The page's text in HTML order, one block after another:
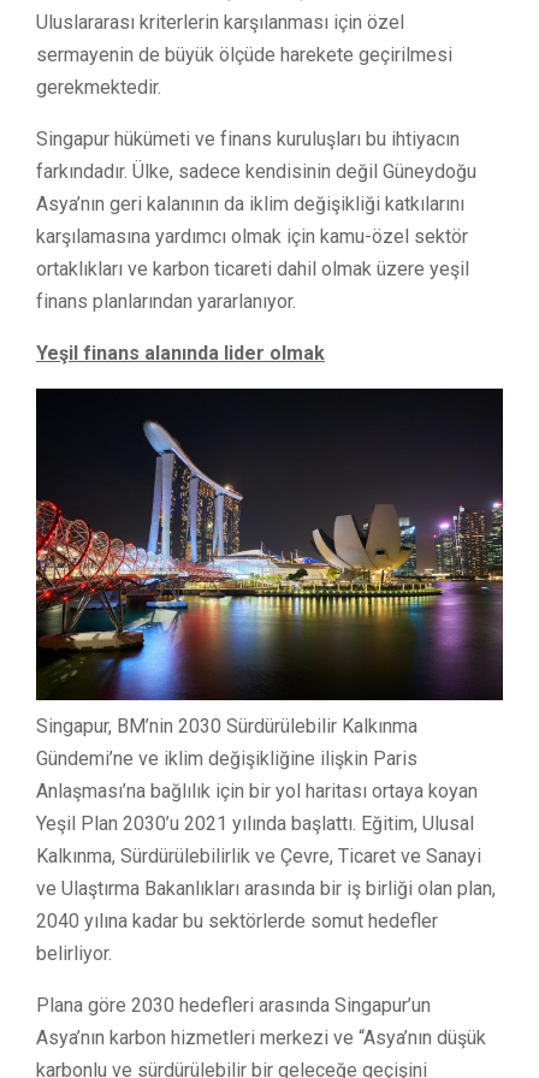
Uluslararası kriterlerin karşılanması için özel
sermayenin de büyük ölçüde harekete geçirilmesi
gerekmektedir.
Singapur hükümeti ve finans kuruluşları bu ihtiyacın
farkındadır. Ülke, sadece kendisinin değil Güneydoğu
Asya’nın geri kalanının da iklim değişikliği katkılarını
karşılamasına yardımcı olmak için kamu-özel sektör
ortaklıkları ve karbon ticareti dahil olmak üzere yeşil
finans planlarından yararlanıyor.
Yeşil finans alanında lider olmak
Singapur, BM’nin 2030 Sürdürülebilir Kalkınma
Gündemi’ne ve iklim değişikliğine ilişkin Paris
Anlaşması’na bağlılık için bir yol haritası ortaya koyan
Yeşil Plan 2030’u 2021 yılında başlattı. Eğitim, Ulusal
Kalkınma, Sürdürülebilirlik ve Çevre, Ticaret ve Sanayi
ve Ulaştırma Bakanlıkları arasında bir iş birliği olan plan,
2040 yılına kadar bu sektörlerde somut hedefler
belirliyor.
Plana göre 2030 hedefleri arasında Singapur’un
Asya’nın karbon hizmetleri merkezi ve “Asya’nın düşük
karbonlu ve sürdürülebilir bir geleceğe geçişini